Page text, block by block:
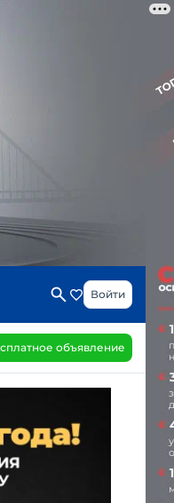
Войти
объявление